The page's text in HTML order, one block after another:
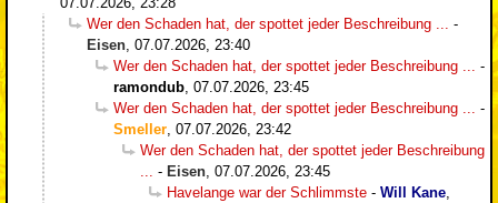
Wer den Schaden hat, der spottet jeder Beschreibung ...
-
Eisen 07.07.2026, 23:40
Wer den Schaden hat, der spottet jeder Beschreibung ...
-
ramondub 07.07.2026, 23:45
Wer den Schaden hat, der spottet jeder Beschreibung ...
-
Smeller 07.07.2026, 23:42
Wer den Schaden hat, der spottet jeder Beschreibung
- Eisen 07.07.2026, 23:45
Havelange war der Schlimmste - Will Kane